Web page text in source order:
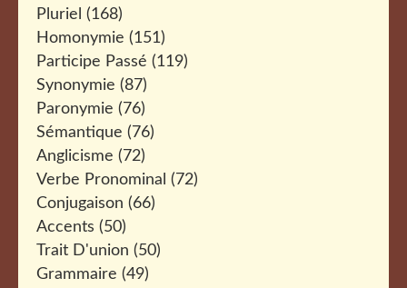
Pluriel (168)
Homonymie (151)
Participe Passé (119)
Synonymie (87)
Paronymie (76)
Sémantique (76)
Anglicisme (72)
Verbe Pronominal (72)
Conjugaison (66)
Accents (50)
Trait D'union (50)
Grammaire (49)